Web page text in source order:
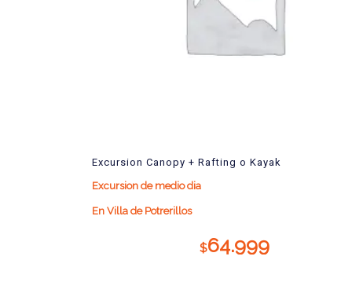
Excursion Canopy + Rafting o Kayak
Excursion de medio dia
En Villa de Potrerillos
$64.999